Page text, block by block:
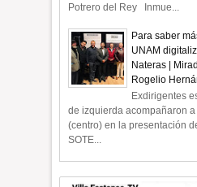
Potrero del Rey Inmue...
Para saber
UNAM
Nateras |
Rogelio
Exdirigentes
de izquierda acompañaron
(centro) en la presentación
SOTE...